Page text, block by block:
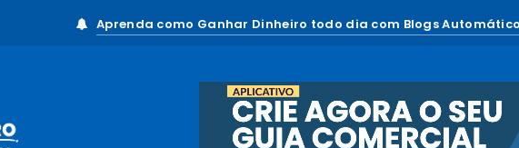
Aprenda como Ganhar Dinheiro todo dia com Blogs